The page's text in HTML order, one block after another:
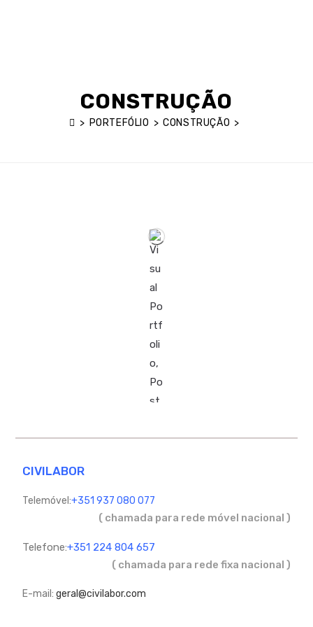
CONSTRUÇÃO
> PORTEFÓLIO > CONSTRUÇÃO >
CIVILABOR
Telemóvel:+351 937 080 077
( chamada para rede móvel nacional )
Telefone:+351 224 804 657
( chamada para rede fixa nacional )
E-mail:geral@civilabor.com